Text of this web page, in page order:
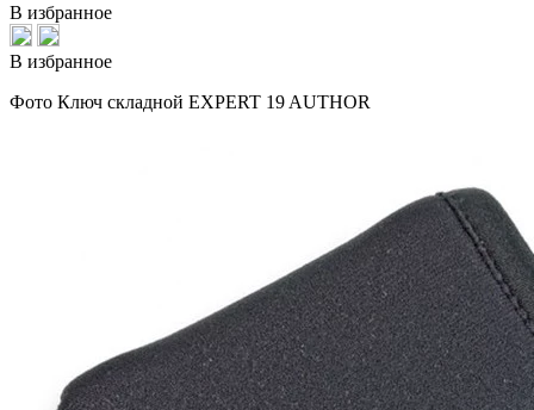
В избранное
В избранное
Фото Ключ складной EXPERT 19 AUTHOR